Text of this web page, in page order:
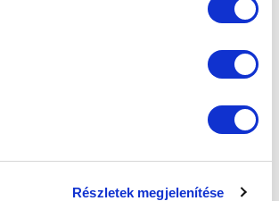
Részletek megjelenítése